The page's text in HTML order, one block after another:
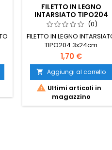
FILETTO IN LEGNO
INTARSIATO TIPO204
(0)
FILETTO IN LEGNO
TIPO204 3x24cm
1,70 €
 Aggiungi al carrello
 Ultimi articoli in
magazzino